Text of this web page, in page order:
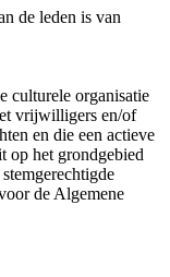
de leden is van
culturele organisatie
vrijwilligers en/of
en die een actieve
op het grondgebied
de Algemene